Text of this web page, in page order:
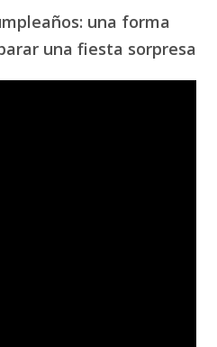
una forma
una fiesta sorpresa